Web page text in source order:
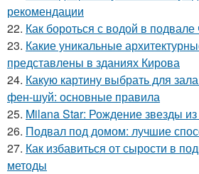
рекомендации
22. Как бороться с водой в подвале
23. Какие уникальные
представлены в зданиях Кирова
24. Какую картину выбрать для
фен-шуй: основные правила
25. Milana Star: Рождение звезды
26. Подвал под домом: лучшие
27. Как избавиться от сырости в
методы